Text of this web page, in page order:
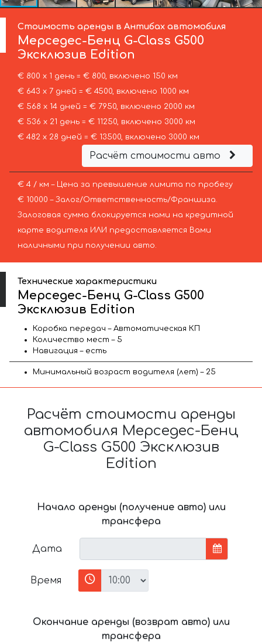
Стоимость аренды в Антибах автомобиля
Мерседес-Бенц G-Class G500
Эксклюзив Edition
€ 800 х 1 день = € 800, включено 150 км
€ 643 х 7 дней = € 4500, включено 1000 км
€ 568 х 14 дней = € 7950, включено 2000 км
€ 536 х 21 день = € 11250, включено 3000 км
€ 482 х 28 дней = € 13500, включено 3000 км
Расчёт стоимости авто
€ 4 / км – Цена за превышение лимита по пробегу
€ 10000 – Залог/Ответственность/Франшиза.
Залоговая сумма блокируется нами на кредитной
карте водителя ИЛИ предоставляется Вами
наличными при получении авто.
Технические характеристики
Мерседес-Бенц G-Class G500
Эксклюзив Edition
Коробка передач – Автоматическая КП
Количество мест – 5
Навигация – есть
Минимальный возраст водителя (лет) – 25
Расчёт стоимости аренды
автомобиля Мерседес-Бенц
G-Class G500 Эксклюзив
Edition
Начало аренды (получение авто) или
трансфера
Дата
Время
Окончание аренды (возврат авто) или
трансфера